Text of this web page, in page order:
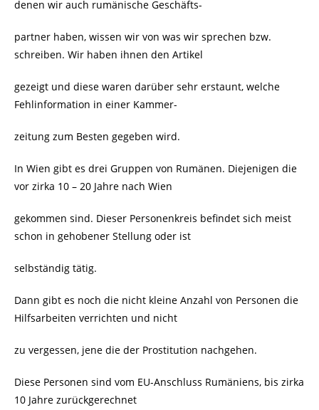
denen wir auch rumänische Geschäfts-
partner haben, wissen wir von was wir sprechen bzw.
schreiben. Wir haben ihnen den Artikel
gezeigt und diese waren darüber sehr erstaunt, welche
Fehlinformation in einer Kammer-
zeitung zum Besten gegeben wird.
In Wien gibt es drei Gruppen von Rumänen. Diejenigen die
vor zirka 10 – 20 Jahre nach Wien
gekommen sind. Dieser Personenkreis befindet sich meist
schon in gehobener Stellung oder ist
selbständig tätig.
Dann gibt es noch die nicht kleine Anzahl von Personen die
Hilfsarbeiten verrichten und nicht
zu vergessen, jene die der Prostitution nachgehen.
Diese Personen sind vom EU-Anschluss Rumäniens, bis zirka
10 Jahre zurückgerechnet